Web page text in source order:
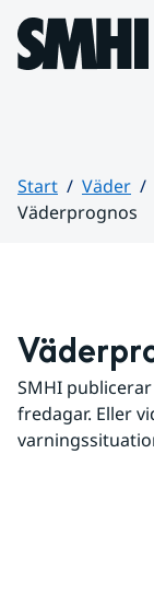
Hoppa till sidans
Start Väder
Väderprognos
SMHI
fredagar. Eller